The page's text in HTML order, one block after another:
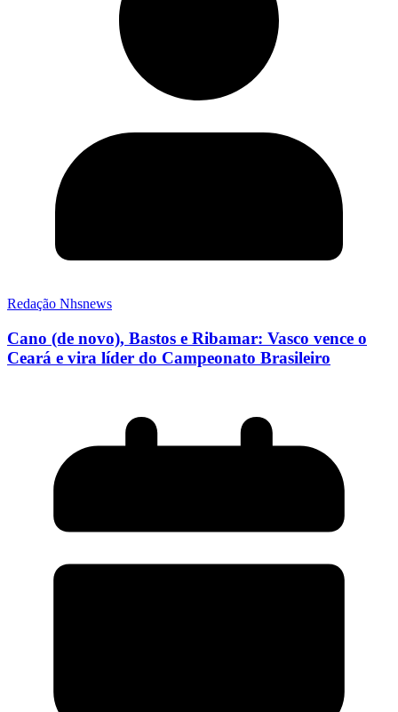
Redação Nhsnews
Cano (de novo), Bastos e Ribamar: Vasco vence o
Ceará e vira líder do Campeonato Brasileiro